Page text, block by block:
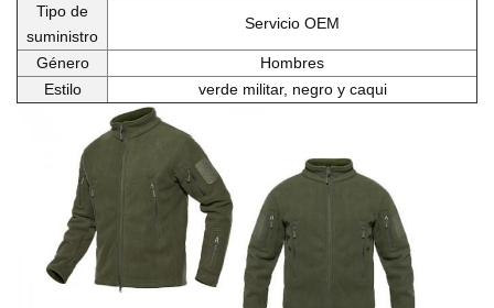
Tipo de
suministro
Servicio OEM
Género
Hombres
Estilo
verde militar, negro y caqui